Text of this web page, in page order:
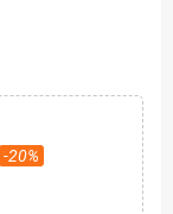
-20%